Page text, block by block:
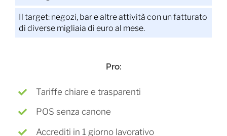
Il target: negozi, bar e altre attività con un fatturato
di diverse migliaia di euro al mese.
Pro:
Tariffe chiare e trasparenti
POS senza canone
Accrediti in 1 giorno lavorativo